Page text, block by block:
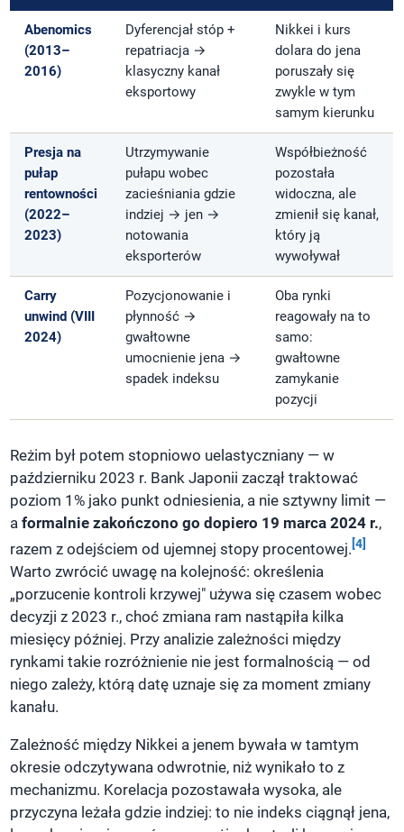
Abenomics
(2013–
2016)
Dyferencjał stóp +
repatriacja →
klasyczny kanał
eksportowy
Nikkei i kurs
dolara do jena
poruszały się
zwykle w tym
samym kierunku
Presja na
pułap
rentowności
(2022–
2023)
Utrzymywanie
pułapu wobec
zacieśniania gdzie
indziej → jen →
notowania
eksporterów
Współbieżność
pozostała
widoczna, ale
zmienił się kanał,
który ją
wywoływał
Carry
unwind (VIII
2024)
Pozycjonowanie i
płynność →
gwałtowne
umocnienie jena →
spadek indeksu
Oba rynki
reagowały na to
samo:
gwałtowne
zamykanie
pozycji
Reżim był potem stopniowo uelastyczniany — w
październiku 2023 r. Bank Japonii zaczął traktować
poziom 1% jako punkt odniesienia, a nie sztywny limit —
aformalnie zakończono go dopiero 19 marca 2024 r.,
razem z odejściem od ujemnej stopy procentowej.[4]
Warto zwrócić uwagę na kolejność: określenia
„porzucenie kontroli krzywej" używa się czasem wobec
decyzji z 2023 r., choć zmiana ram nastąpiła kilka
miesięcy później. Przy analizie zależności między
rynkami takie rozróżnienie nie jest formalnością — od
niego zależy, którą datę uznaje się za moment zmiany
kanału.
Zależność między Nikkei a jenem bywała w tamtym
okresie odczytywana odwrotnie, niż wynikało to z
mechanizmu. Korelacja pozostawała wysoka, ale
przyczyna leżała gdzie indziej: to nie indeks ciągnął jena,